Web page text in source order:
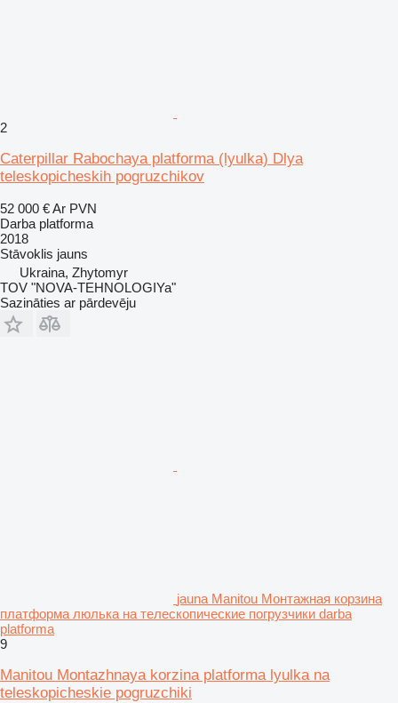
2
Caterpillar Rabochaya platforma (lyulka) Dlya
teleskopicheskih pogruzchikov
52 000 €Ar PVN
Darba platforma
2018
Stāvoklis jauns
Ukraina, Zhytomyr
TOV "NOVA-TEHNOLOGIYa"
Sazināties ar pārdevēju
jauna Manitou Монтажная корзина
платформа люлька на телескопические погрузчики darba
platforma
9
Manitou Montazhnaya korzina platforma lyulka na
teleskopicheskie pogruzchiki